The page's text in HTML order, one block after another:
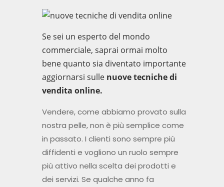
Sesei un esperto del mondo
commerciale, saprai ormai molto
bene quanto sia diventato importante
aggiornarsi sulle nuove tecniche di
vendita online.
Vendere, come abbiamo provato sulla
nostra pelle, non è più semplice come
in passato. I clienti sono sempre più
diffidenti e vogliono un ruolo sempre
più attivo nella scelta dei prodotti e
dei servizi. Se qualche anno fa